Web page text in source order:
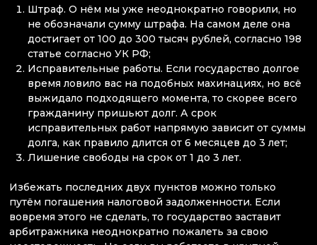
Штраф. О нём мы уже неоднократно говорили, но
не обозначали сумму штрафа. На самом деле она
достигает от 100 до 300 тысяч рублей, согласно 198
статье согласно УК РФ;
Исправительные работы. Если государство долгое
время ловило вас на подобных махинациях, но всё
выжидало подходящего момента, то скорее всего
гражданину пришьют долг. А срок
исправительных работ напрямую зависит от суммы
долга, как правило длится от 6 месяцев до 3 лет;
Лишение свободы на срок от 1 до 3 лет.
Избежать последних двух пунктов можно только
путём погашения налоговой задолженности. Если
вовремя этого не сделать, то государство заставит
арбитражника неоднократно пожалеть за свою